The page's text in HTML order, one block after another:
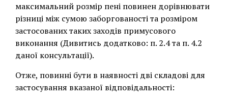
максимальний розмір пені повинен дорівнювати
різниці між сумою заборгованості та розміром
застосованих таких заходів примусового
виконання (Дивитись додатково: п. 2.4 та п. 4.2
даної консультації).
Отже, повинні бути в наявності дві складові для
застосування вказаної відповідальності: